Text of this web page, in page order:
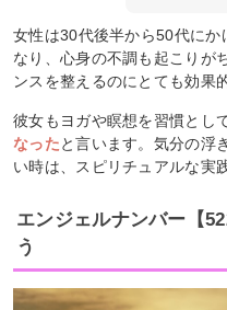
女性は30代後半から50代にか
なり、心身の不調も起こりが
ンスを整えるのにとても効果
彼女もヨガや瞑想を習慣とし
なったと言います。気分の浮
い時は、スピリチュアルな実
エンジェルナンバー【
う